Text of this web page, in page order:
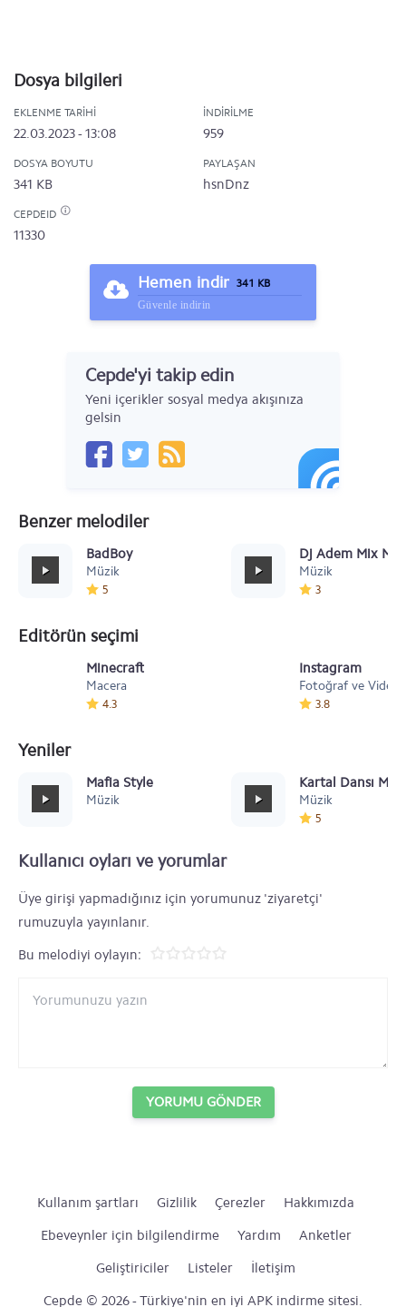
Dosya bilgileri
EKLENME TARIHI
22.03.2023 - 13:08
İNDIRILME
959
DOSYA BOYUTU
341 KB
PAYLAŞAN
hsnDnz
CEPDEID
11330
Hemen indir 341 KB
Güvenle indirin
Cepde'yi takip edin
Yeni içerikler sosyal medya akışınıza
gelsin
Benzer melodiler
BadBoy
Müzik
5
Dj Adem Mix
Müzik
3
Editörün seçimi
Minecraft
Macera
4.3
Instagram
Fotoğraf ve Video
3.8
Yeniler
Mafia Style
Müzik
Kartal Dansı
Müzik
5
Kullanıcı oyları ve yorumlar
Üye girişi yapmadığınız için yorumunuz 'ziyaretçi'
rumuzuyla yayınlanır.
Bu melodiyi oylayın:
YORUMU GÖNDER
Kullanım şartları Gizlilik Çerezler
Hakkımızda
Ebeveynler için bilgilendirme
Yardım
Anketler
Geliştiriciler
Listeler
İletişim
Cepde © 2026 - Türkiye'nin en iyi APK indirme sitesi.